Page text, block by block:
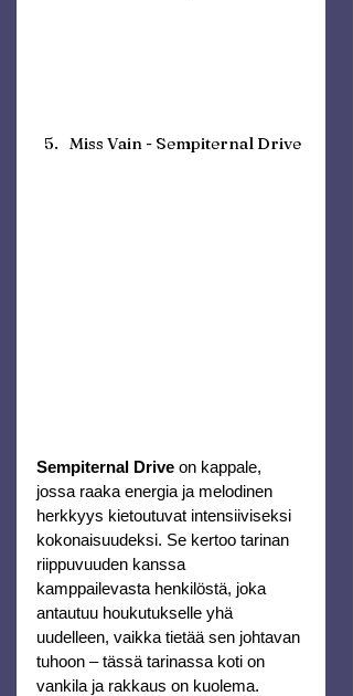
Miss Vain - Sempiternal Drive
Sempiternal Drive on kappale,
jossa raaka energia ja melodinen
herkkyys kietoutuvat intensiiviseksi
kokonaisuudeksi. Se kertoo tarinan
riippuvuuden kanssa
kamppailevasta henkilöstä, joka
antautuu houkutukselle yhä
uudelleen, vaikka tietää sen johtavan
tuhoon – tässä tarinassa koti on
vankila ja rakkaus on kuolema.